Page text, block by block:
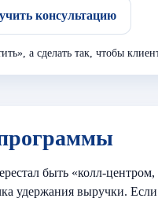
консультацию
а сделать так, чтобы
быть «колл-
удержания выручки.